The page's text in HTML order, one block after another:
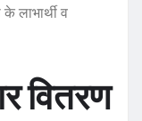
लाभार्थी व
वितरण